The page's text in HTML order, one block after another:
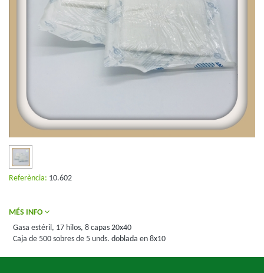
Referència: 10.602
MÉS INFO
Gasa estéril, 17 hilos, 8 capas 20x40
Caja de 500 sobres de 5 unds. doblada en 8x10